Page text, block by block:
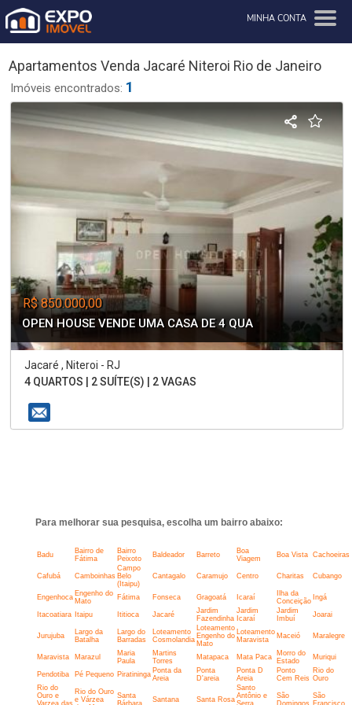
MINHA CONTA
Apartamentos Venda Jacaré Niteroi Rio de Janeiro
Imóveis encontrados: 1
R$ 850.000,00
OPEN HOUSE VENDE UMA CASA DE 4 QUA
Jacaré , Niteroi - RJ
4 QUARTOS | 2 SUÍTE(S) | 2 VAGAS
Para melhorar sua pesquisa, escolha um bairro abaixo:
Badu
Bairro de
Fátima
Bairro
Peixoto
Baldeador Barreto
Boa
Viagem
Boa Vista Cachoeiras
Cafubá Camboinhas
Campo
Belo
(Itaipu)
Cantagalo Caramujo Centro Charitas Cubango
Engenhoca Engenho do
Mato
Fátima Fonseca Gragoatá Icaraí
Ilha da
Conceição Ingá
Itacoatiara Itaipu Ititioca Jacaré
Jardim
Fazendinha
Jardim
Icaraí
Jardim
Imbuí
Joarai
Jurujuba
Largo da
Batalha
Largo do
Barradas
Loteamento
Cosmolandia
Loteamento
Engenho do
Mato
Loteamento
Maravista
Maceió Maralegre
Maravista Marazul
Maria
Paula
Martins
Torres
Matapaca Mata Paca
Morro do
Estado
Muriqui
Pendotiba Pé Pequeno Piratininga Ponta da
Areia
Ponta
D'areia
Ponta D
Areia
Ponto
Cem Reis
Rio do
Ouro
Rio do
Ouro e
Rio do Ouro
e Várzea
Santa
Santana Santa Rosa
Santo
Antônio e
São
São